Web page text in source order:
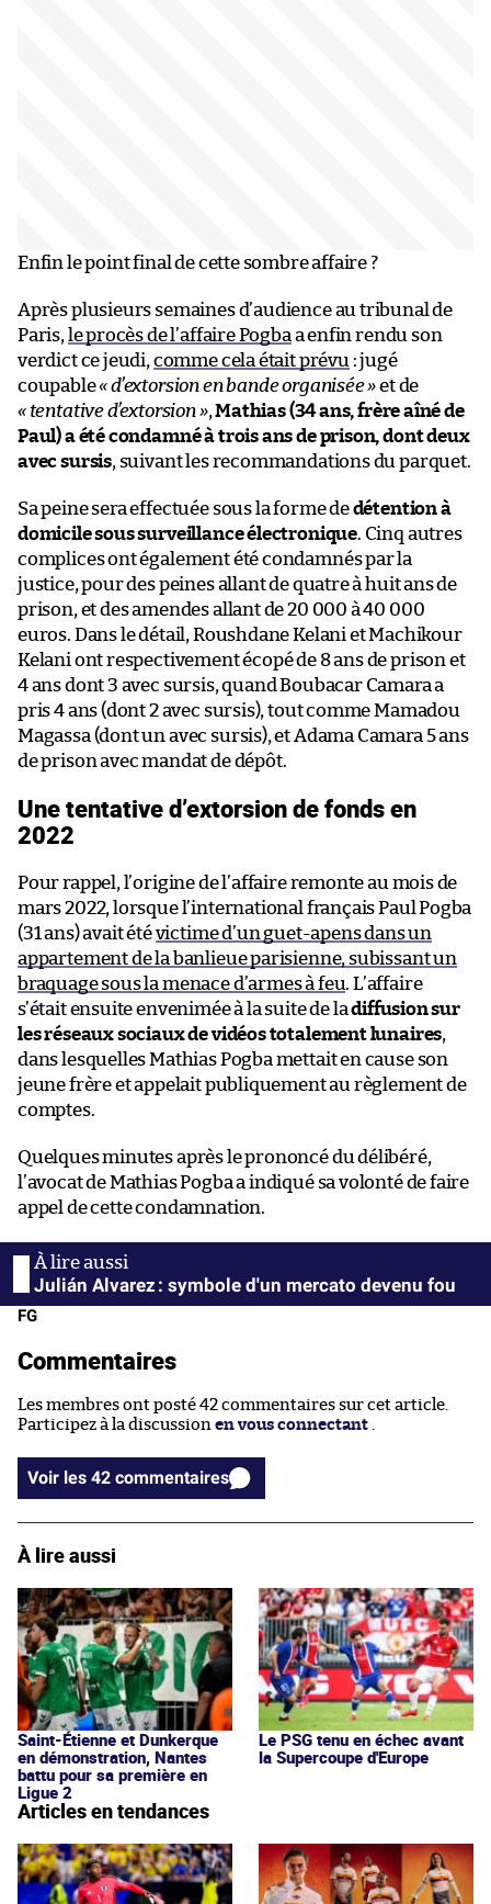
Enfin le point final de cette sombre affaire ?
Après plusieurs semaines d’audience au tribunal de
Paris, le procès de l’affaire Pogba a enfin rendu son
verdict ce jeudi, comme cela était prévu : jugé
coupable« d’extorsion en bande organisée »et de
« tentative d’extorsion »,Mathias (34 ans, frère aîné de
Paul) a été condamné à trois ans de prison, dont deux
avec sursis, suivant les recommandations du parquet.
Sa peine sera effectuée sous la forme dedétention à
domicile sous surveillance électronique. Cinq autres
complices ont également été condamnés par la
justice, pour des peines allant de quatre à huit ans de
prison, et des amendes allant de 20 000 à 40 000
euros. Dans le détail, Roushdane Kelani et Machikour
Kelani ont respectivement écopé de 8 ans de prison et
4 ans dont 3 avec sursis, quand Boubacar Camara a
pris 4 ans (dont 2 avec sursis), tout comme Mamadou
Magassa (dont un avec sursis), et Adama Camara 5 ans
de prison avec mandat de dépôt.
Une tentative d’extorsion de fonds en
2022
Pour rappel, l’origine de l’affaire remonte au mois de
mars 2022, lorsque l’international français Paul Pogba
(31 ans) avait étévictime d’un guet-apens dans un
appartement de la banlieue parisienne, subissant un
braquage sous la menace d’armes à feu. L’affaire
s’était ensuite envenimée à la suite de ladiffusion sur
les réseaux sociaux de vidéos totalement lunaires,
dans lesquelles Mathias Pogba mettait en cause son
jeune frère et appelait publiquement au règlement de
comptes.
Quelques minutes après le prononcé du délibéré,
l’avocat de Mathias Pogba a indiqué sa volonté de faire
appel de cette condamnation.
Julián Alvarez : symbole d'un mercato devenu fou
FG
Commentaires
Les membres ont posté 42 commentaires sur cet article.
Participez à la discussion en vous connectant
Voir les 42 commentaires
À lire aussi
Saint-Étienne et Dunkerque
en démonstration, Nantes
battu pour sa première en
Ligue 2
Le PSG tenu en échec avant
la Supercoupe d'Europe
Articles en tendances